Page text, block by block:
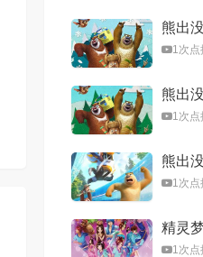
熊出
日乐翻
1次点
熊出
日连连
1次点
熊出
兽计
1次点
精灵
丽第一
1次点